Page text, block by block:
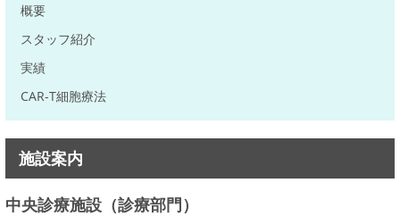
概要
スタッフ紹介
実績
CAR-T細胞療法
施設案内
中央診療施設（診療部門）